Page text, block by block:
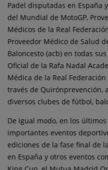
Padel disputadas en España
del Mundial de MotoGP,
Médicos de la Real
Proveedor Médico de Salud
Baloncesto (acb) en todas
Oficial de la Rafa Nadal
Médica de la Real Federación
través de Quirónprevención,
diversos clubes de fútbol,
De igual modo, en los
importantes eventos
ediciones de la fase final de
en España y otros eventos